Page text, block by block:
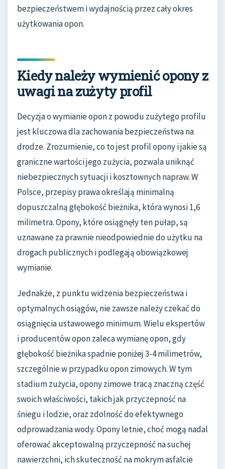
bezpieczeństwem i wydajnością przez cały okres
użytkowania opon.
Kiedy należy wymienić opony z
uwagi na zużyty profil
Decyzja o wymianie opon z powodu zużytego profilu
jest kluczowa dla zachowania bezpieczeństwa na
drodze. Zrozumienie, co to jest profil opony i jakie są
graniczne wartości jego zużycia, pozwala uniknąć
niebezpiecznych sytuacji i kosztownych napraw. W
Polsce, przepisy prawa określają minimalną
dopuszczalną głębokość bieżnika, która wynosi 1,6
milimetra. Opony, które osiągnęły ten pułap, są
uznawane za prawnie nieodpowiednie do użytku na
drogach publicznych i podlegają obowiązkowej
wymianie.
Jednakże, z punktu widzenia bezpieczeństwa i
optymalnych osiągów, nie zawsze należy czekać do
osiągnięcia ustawowego minimum. Wielu ekspertów
i producentów opon zaleca wymianę opon, gdy
głębokość bieżnika spadnie poniżej 3-4 milimetrów,
szczególnie w przypadku opon zimowych. W tym
stadium zużycia, opony zimowe tracą znaczną część
swoich właściwości, takich jak przyczepność na
śniegu i lodzie, oraz zdolność do efektywnego
odprowadzania wody. Opony letnie, choć mogą nadal
oferować akceptowalną przyczepność na suchej
nawierzchni, ich skuteczność na mokrym asfalcie